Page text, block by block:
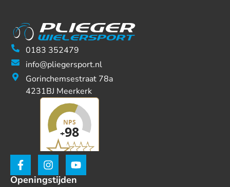
0183 352479
info@pliegersport.nl
Gorinchemsestraat 78a
4231BJ Meerkerk
Openingstijden